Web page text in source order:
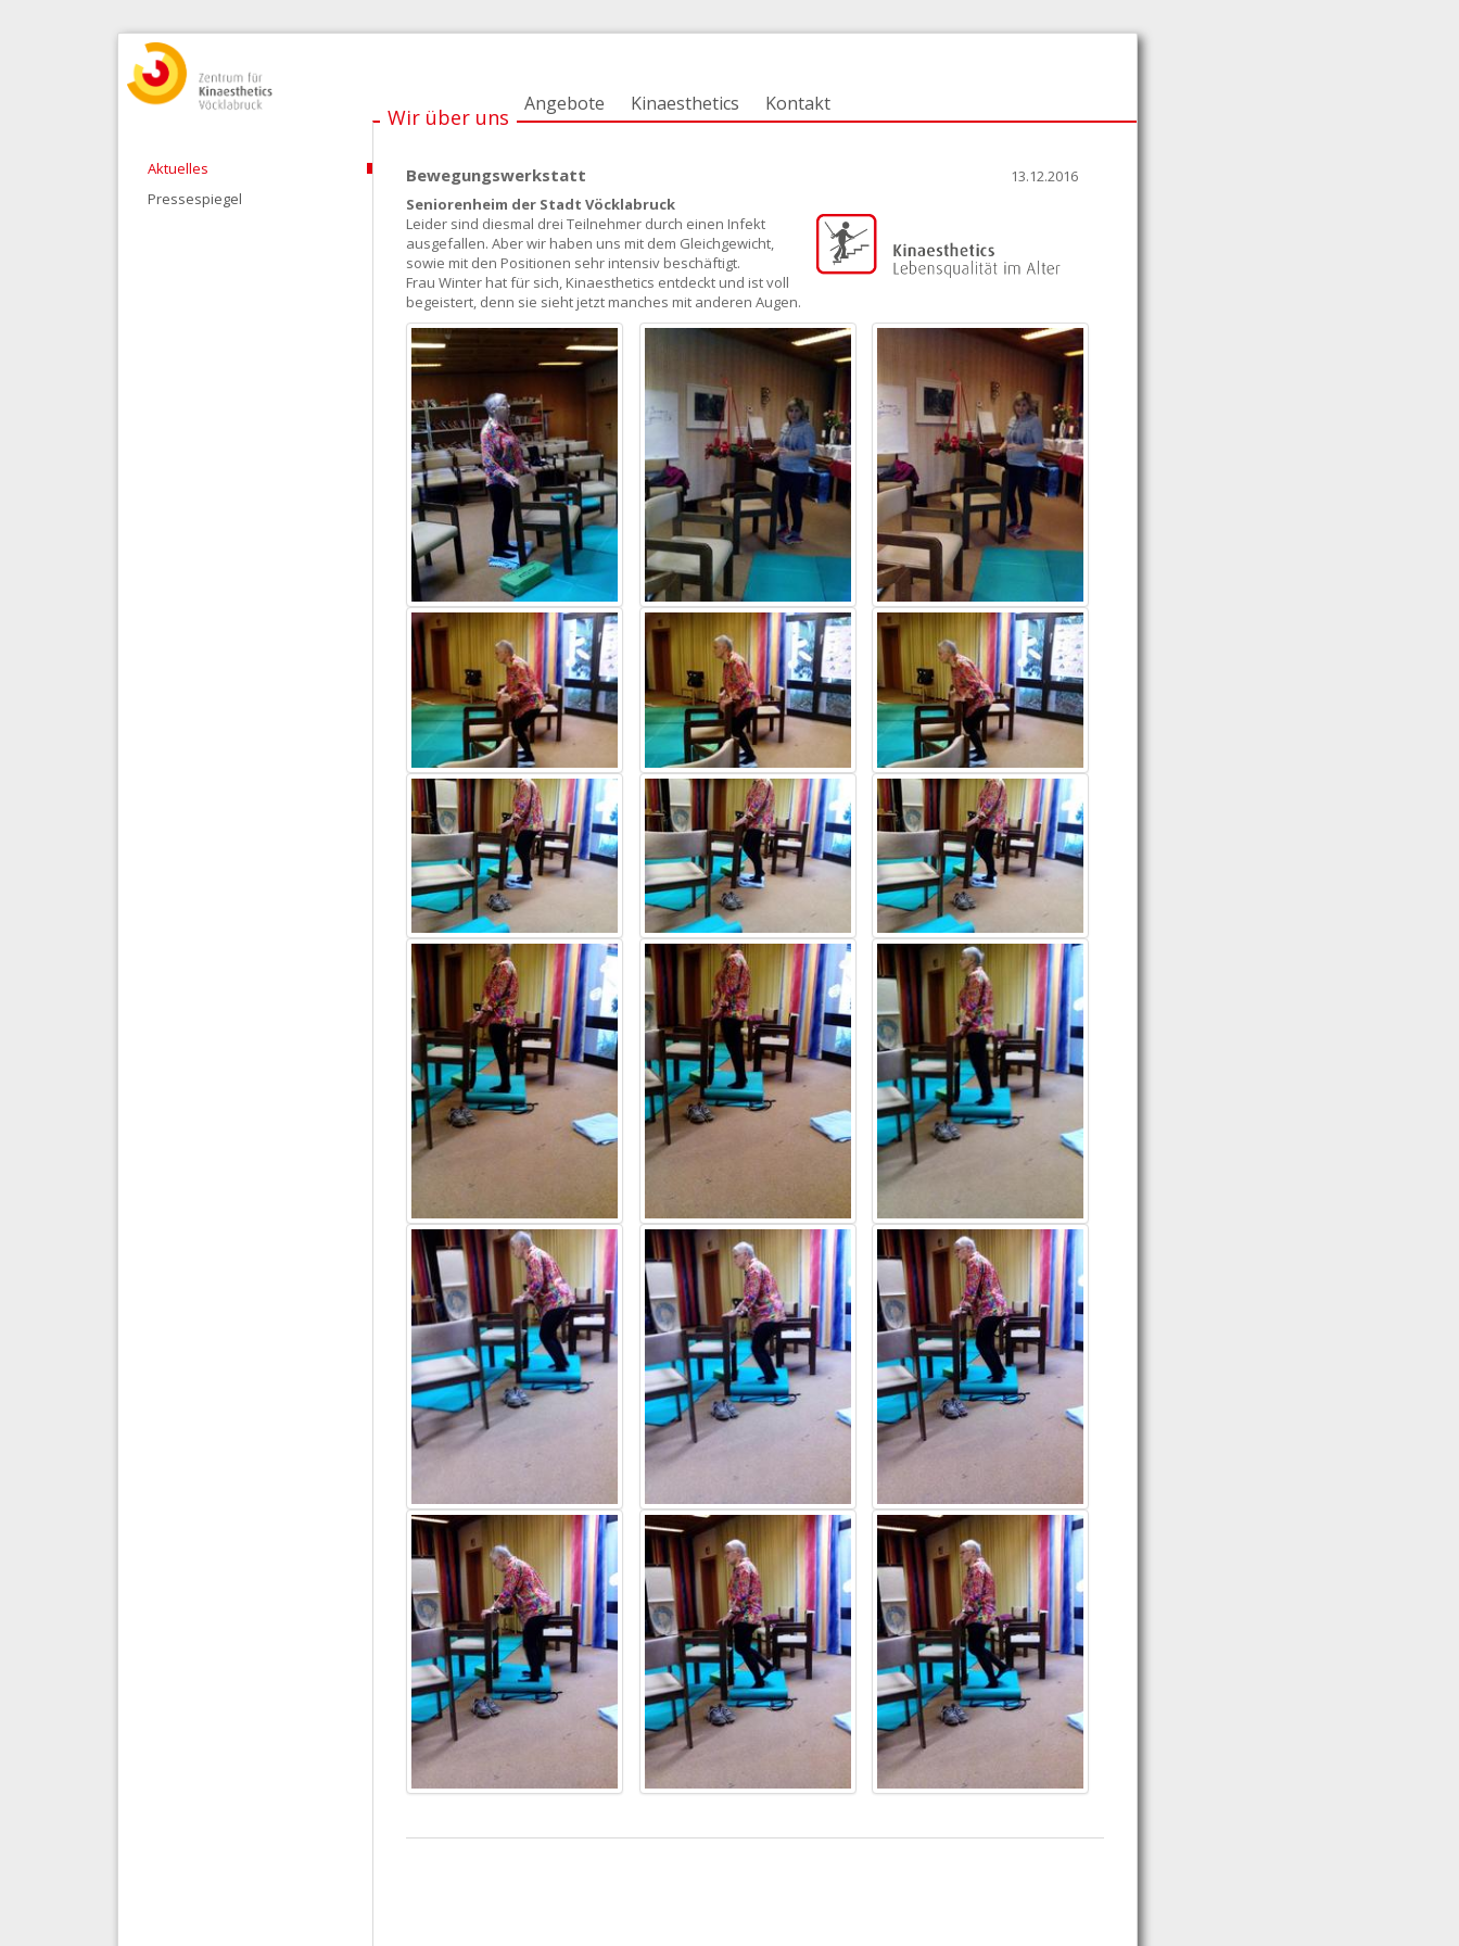
Wir über uns
Angebote Kinaesthetics Kontakt
Aktuelles
Pressespiegel
Bewegungswerkstatt
Seniorenheim der Stadt Vöcklabruck
13.12.2016
Leider sind diesmal drei Teilnehmer durch einen Infekt
ausgefallen. Aber wir haben uns mit dem Gleichgewicht,
sowie mit den Positionen sehr intensiv beschäftigt.
Frau Winter hat für sich, Kinaesthetics entdeckt und ist voll
begeistert, denn sie sieht jetzt manches mit anderen Augen.